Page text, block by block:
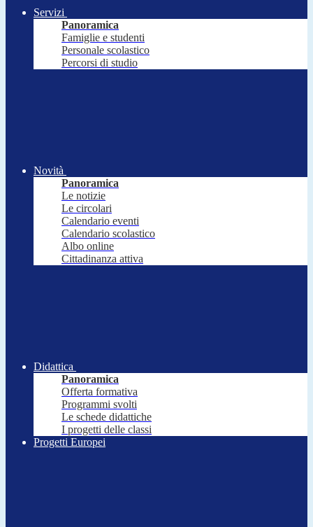
Servizi
Panoramica
Famiglie e studenti
Personale scolastico
Percorsi di studio
Novità
Panoramica
Le notizie
Le circolari
Calendario eventi
Calendario scolastico
Albo online
Cittadinanza attiva
Didattica
Panoramica
Offerta formativa
Programmi svolti
Le schede didattiche
I progetti delle classi
Progetti Europei